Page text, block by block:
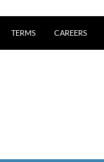
TERMS CAREERS